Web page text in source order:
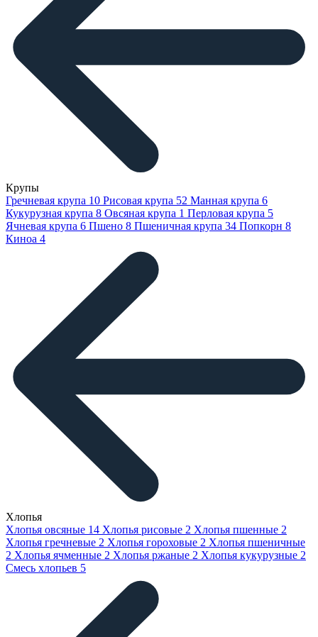
Крупы
Гречневая крупа 10 Рисовая крупа 52 Манная крупа 6
Кукурузная крупа 8 Овсяная крупа 1 Перловая крупа 5
Ячневая крупа 6 Пшено 8 Пшеничная крупа 34 Попкорн 8
Киноа 4
Хлопья
Хлопья овсяные 14 Хлопья рисовые 2 Хлопья пшенные 2
Хлопья гречневые 2 Хлопья гороховые 2 Хлопья пшеничные
2 Хлопья ячменные 2 Хлопья ржаные 2 Хлопья кукурузные 2
Смесь хлопьев 5